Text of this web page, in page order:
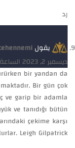
رد
يقول
ديسمبر 2, 2023 الساعة 2:25 م
bir yandan da
Bir gün çok
ve garip bir adamla
ve tanıdığı bütün
çekime karşı
Leigh Gilpatrick